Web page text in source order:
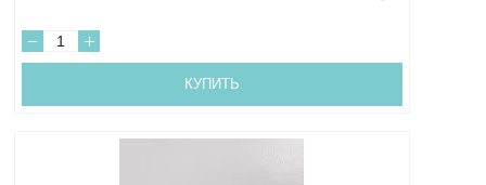
КУПИТЬ